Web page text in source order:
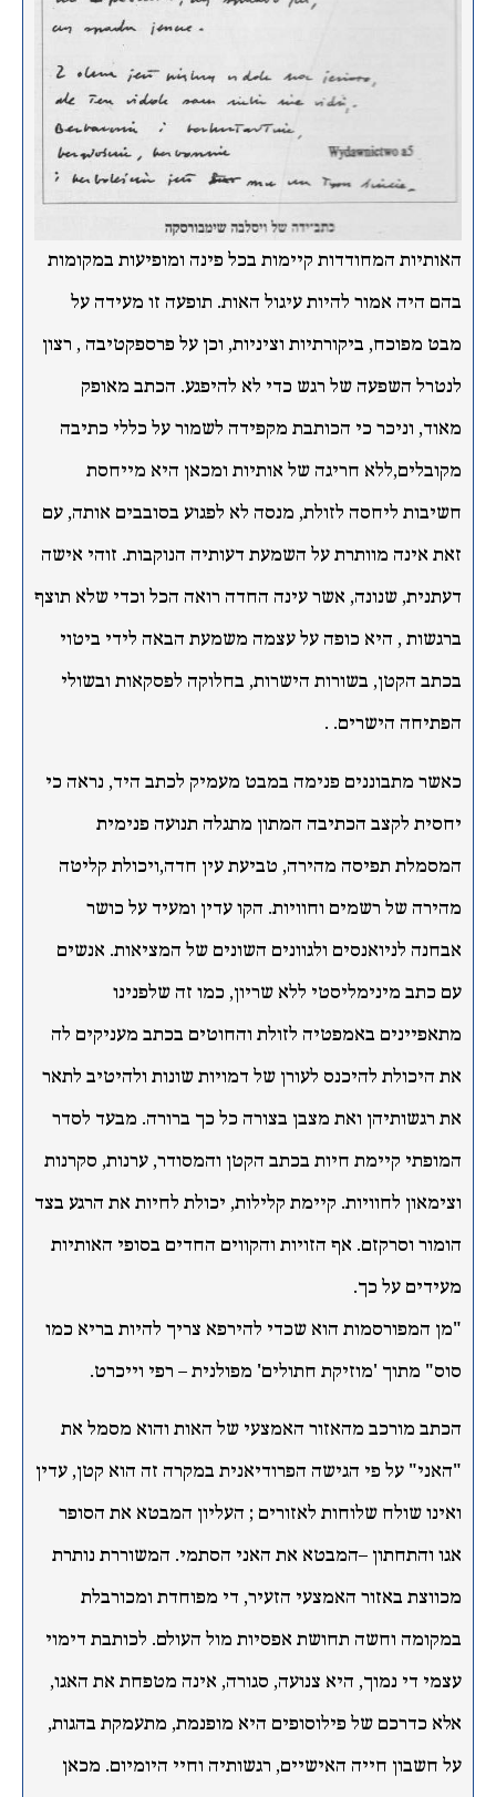
האותיות המחודדות קיימות בכל פינה ומופיעות במקומות
בהם היה אמור להיות עיגול האות. תופעה זו מעידה על
מבט מפוכח, ביקורתיות וציניות, וכן על פרספקטיבה , רצון
לנטרל השפעה של רגש כדי לא להיפגע. הכתב מאופק
מאוד, וניכר כי הכותבת מקפידה לשמור על כללי כתיבה
מקובלים,ללא חריגה של אותיות ומכאן היא מייחסת
חשיבות ליחסה לזולת, מנסה לא לפגוע בסובבים אותה, עם
זאת אינה מוותרת על השמעת דעותיה הנוקבות. זוהי אישה
דעתנית, שנונה, אשר עינה החדה רואה הכל וכדי שלא תוצף
ברגשות , היא כופה על עצמה משמעת הבאה לידי ביטוי
בכתב הקטן, בשורות הישרות, בחלוקה לפסקאות ובשולי
הפתיחה הישרים. .
כאשר מתבוננים פנימה במבט מעמיק לכתב היד, נראה כי
יחסית לקצב הכתיבה המתון מתגלה תנועה פנימית
המסמלת תפיסה מהירה, טביעת עין חדה,ויכולת קליטה
מהירה של רשמים וחוויות. הקו עדין ומעיד על כושר
אבחנה לניואנסים ולגוונים השונים של המציאות. אנשים
עם כתב מינימליסטי ללא שריון, כמו זה שלפנינו
מתאפיינים באמפטיה לזולת והחוטים בכתב מעניקים לה
את היכולת להיכנס לעורן של דמויות שונות ולהיטיב לתאר
את רגשותיהן ואת מצבן בצורה כל כך ברורה. מבעד לסדר
המופתי קיימת חיות בכתב הקטן והמסודר, ערנות, סקרנות
וצימאון לחוויות. קיימת קלילות, יכולת לחיות את הרגע בצד
הומור וסרקזם. אף הזויות והקווים החדים בסופי האותיות
מעידים על כך.
"מן המפורסמות הוא שכדי להירפא צריך להיות בריא כמו
סוס" מתוך 'מוזיקת חתולים' מפולנית – רפי וייכרט.
הכתב מורכב מהאזור האמצעי של האות והוא מסמל את
"האני" על פי הגישה הפרודיאנית במקרה זה הוא קטן, עדין
ואינו שולח שלוחות לאזורים ; העליון המבטא את הסופר
אגו והתחתון –המבטא את האני הסתמי. המשוררת נותרת
מכווצת באזור האמצעי הזעיר, די מפוחדת ומכורבלת
במקומה וחשה תחושת אפסיות מול העולם. לכותבת דימוי
עצמי די נמוך, היא צנועה, סגורה, אינה מטפחת את האגו,
אלא כדרכם של פילוסופים היא מופנמת, מתעמקת בהגות,
על חשבון חייה האישיים, רגשותיה וחיי היומיום. מכאן